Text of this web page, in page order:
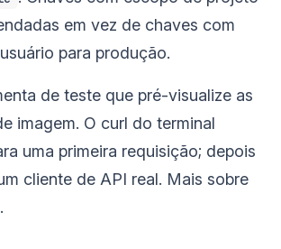
em vez de chaves com
para produção.
de teste que pré-visualize as
imagem. O curl do terminal
uma primeira requisição; depois
cliente de API real. Mais sobre